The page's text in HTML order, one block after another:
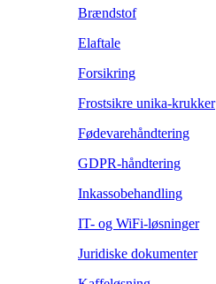
Brændstof
Elaftale
Forsikring
Frostsikre unika-krukker
Fødevarehåndtering
GDPR-håndtering
Inkassobehandling
IT- og WiFi-løsninger
Juridiske dokumenter